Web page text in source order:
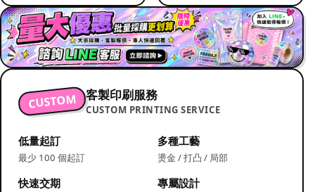
CUSTOM 客製印刷服務
CUSTOM PRINTING SERVICE
低量起訂
最少 100 個起訂
多種工藝
燙金 / 打凸 / 局部
快速交期 專屬設計